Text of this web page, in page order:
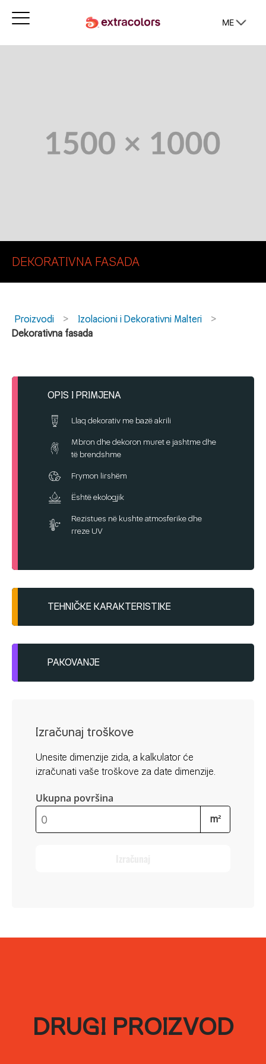
ME
DEKORATIVNA FASADA
Proizvodi
Izolacioni i Dekorativni Malteri
Dekorativna fasada
OPIS I PRIMJENA
Llaq dekorativ me bazë akrili
Mbron dhe dekoron muret e jashtme dhe
të brendshme
Frymon lirshëm
Është ekologjik
Rezistues në kushte atmosferike dhe
rreze UV
TEHNIČKE KARAKTERISTIKE
me rrafshues plastik
3.0mm: 3.5-4.0 kg/m²
PAKOVANJE
Izračunaj troškove
Unesite dimenzije zida, a kalkulator će
izračunati vaše troškove za date dimenzije.
Ukupna površina
m²
DRUGI PROIZVOD